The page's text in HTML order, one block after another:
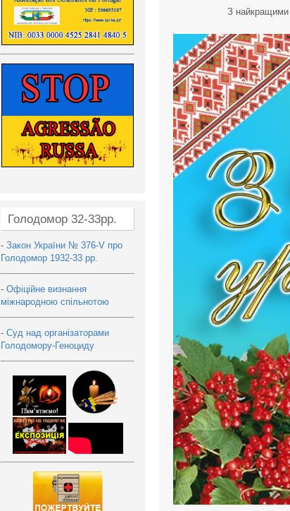
Голодомор 32-33рр.
- Закон України № 376-V про
Голодомор 1932-33 рр.
- Офіційне визнання
міжнародною спільнотою
- Суд над організаторами
Голодомору-Геноциду
З найкращими